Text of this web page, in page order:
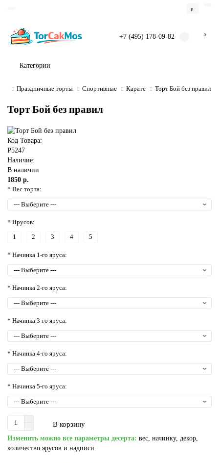
р.
+7 (495) 178-09-82 0
Категории
Праздничные торты Спортивные Карате Торт Бой без правил
Торт Бой без правил
Код Товара:
P5247
Наличие:
В наличии
1850 р.
* Вес торта:
* Ярусов:
1 2 3 4 5
* Начинка 1-го яруса:
* Начинка 2-го яруса:
* Начинка 3-го яруса:
* Начинка 4-го яруса:
* Начинка 5-го яруса:
В корзину
Изменить можно все параметры десерта: вес, начинку, декор,
количество ярусов и надписи.